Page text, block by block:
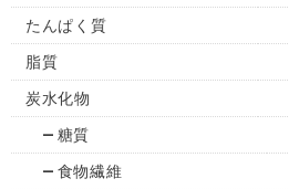
たんぱく質
脂質
炭水化物
糖質
食物繊維